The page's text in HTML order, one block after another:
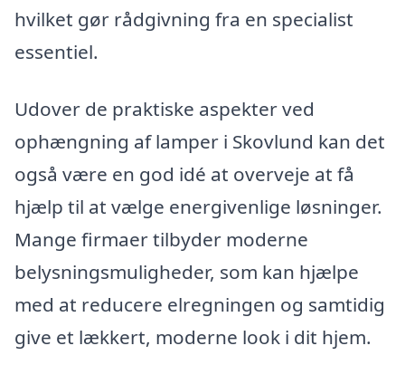
hvilket gør rådgivning fra en specialist
essentiel.
Udover de praktiske aspekter ved
ophængning af lamper i Skovlund kan det
også være en god idé at overveje at få
hjælp til at vælge energivenlige løsninger.
Mange firmaer tilbyder moderne
belysningsmuligheder, som kan hjælpe
med at reducere elregningen og samtidig
give et lækkert, moderne look i dit hjem.